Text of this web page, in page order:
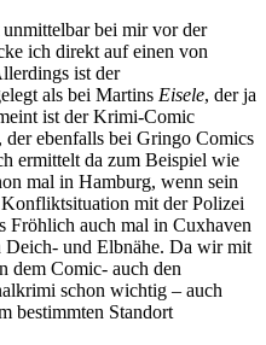
unmittelbar bei mir vor der
ich direkt auf einen von
ist der
als bei Martins Eisele, der ja
ist der Krimi-Comic
ebenfalls bei Gringo Comics
ermittelt da zum Beispiel wie
mal in Hamburg, wenn sein
mit der Polizei
Fröhlich auch mal in Cuxhaven
und Elbnähe. Da wir mit
dem Comic- auch den
schon wichtig – auch
bestimmten Standort